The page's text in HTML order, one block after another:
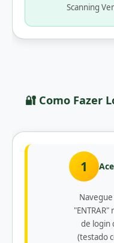
Scanning
🔐 Como Fazer
1
de login
(testado